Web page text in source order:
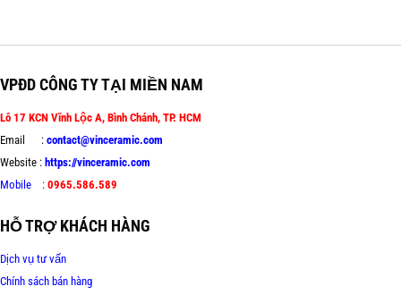
VPĐD CÔNG TY TẠI MIỀN NAM
Lô 17 KCN Vĩnh Lộc A, Bình Chánh, TP. HCM
Email : contact@vinceramic.com
Website : https://vinceramic.com
Mobile : 0965.586.589
HỖ TRỢ KHÁCH HÀNG
Dịch vụ tư vấn
Chính sách bán hàng